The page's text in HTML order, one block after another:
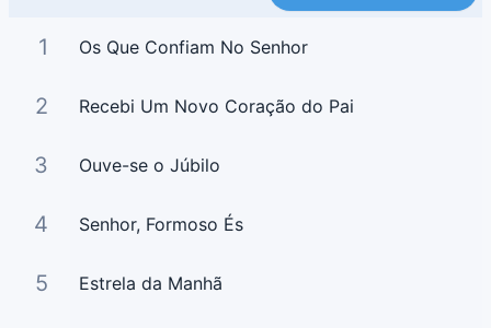
1 Os Que Confiam No Senhor
2 Recebi Um Novo Coração do Pai
3 Ouve-se o Júbilo
4 Senhor, Formoso És
5 Estrela da Manhã